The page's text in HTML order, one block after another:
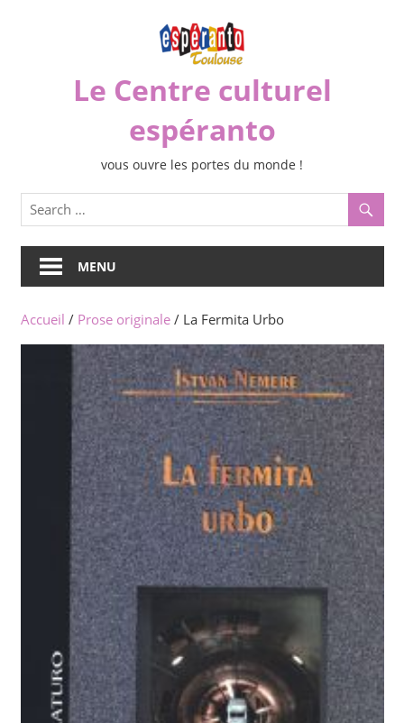
Le Centre culturel
espéranto
vous ouvre les portes du monde !
MENU
Accueil / Prose originale/ La Fermita Urbo